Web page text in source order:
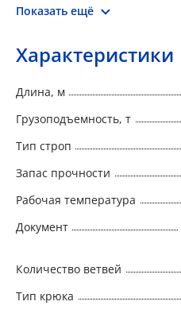
Показать ещё
Характеристики
Длина, м
Грузоподъемность, т
Тип строп
Запас прочности
Рабочая температура
Документ
Количество ветвей
Тип крюка